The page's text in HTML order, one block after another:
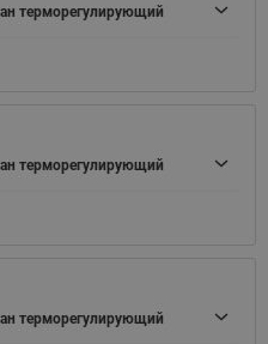
терморегулирующий
терморегулирующий
терморегулирующий